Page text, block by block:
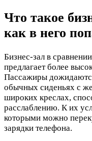
Что такое
как в него
Бизнес-зал в
предлагает более
Пассажиры
обычных сиденьях с
широких креслах,
расслаблению. К их
которыми можно
зарядки телефона.